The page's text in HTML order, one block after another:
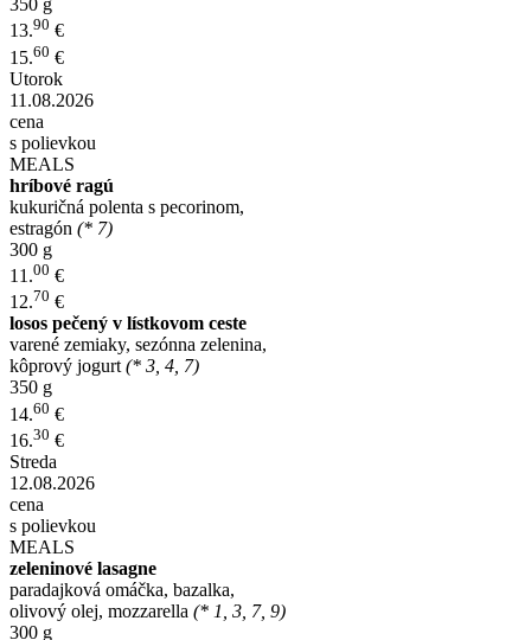
13.90 €
15.60 €
Utorok
11.08.2026
cena
s polievkou
MEALS
hríbové ragú
kukuričná polenta s pecorinom,
estragón (* 7)
300 g
11.00 €
12.70 €
losos pečený v lístkovom ceste
varené zemiaky, sezónna zelenina,
kôprový jogurt (* 3, 4, 7)
350 g
14.60 €
16.30 €
Streda
12.08.2026
cena
s polievkou
MEALS
zeleninové lasagne
paradajková omáčka, bazalka,
olivový olej, mozzarella (* 1, 3, 7, 9)
300 g